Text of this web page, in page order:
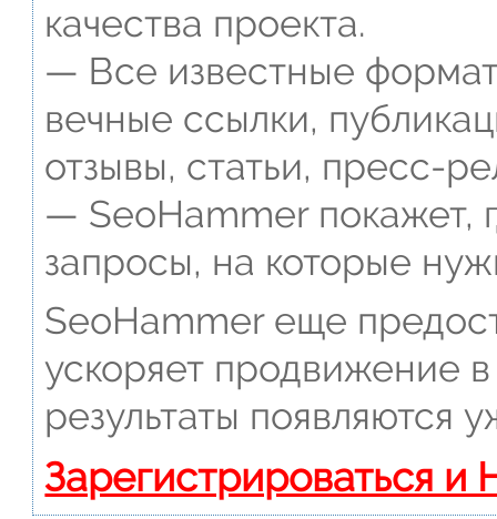
качества проекта.
— Все известные
вечные ссылки,
отзывы, статьи, пресс-
— SeoHammer покажет,
запросы, на которые
SeoHammer еще
ускоряет продвижение
результаты появляются
Зарегистрироваться и